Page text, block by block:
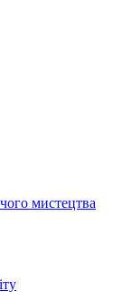
мистецтва